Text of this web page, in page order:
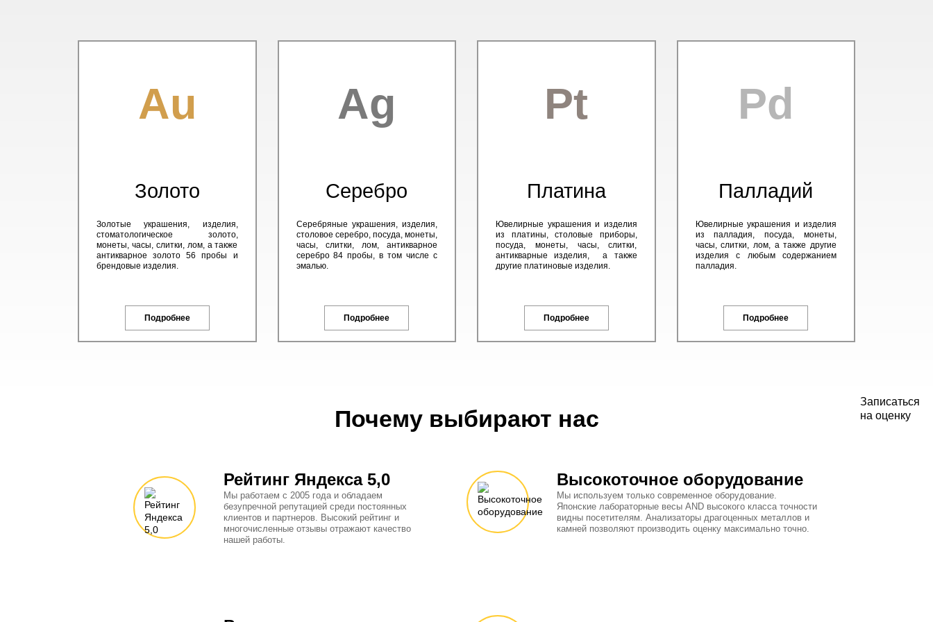
Au
Золото
Золотые украшения, изделия,
стоматологическое золото,
монеты, часы, слитки, лом, а также
антикварное золото 56 пробы и
брендовые изделия.
Подробнее
Ag
Серебро
Серебряные украшения, изделия,
столовое серебро, посуда, монеты,
часы, слитки, лом, антикварное
серебро 84 пробы, в том числе с
эмалью.
Подробнее
Pt
Платина
Ювелирные украшения и изделия
из платины, столовые приборы,
посуда, монеты, часы, слитки,
антикварные изделия, а также
другие платиновые изделия.
Подробнее
Pd
Палладий
Ювелирные украшения и изделия
из палладия, посуда, монеты,
часы, слитки, лом, а также другие
изделия с любым содержанием
палладия.
Подробнее
Почему выбирают нас
Рейтинг Яндекса 5,0
Мы работаем с 2005 года и обладаем
безупречной репутацией среди постоянных
клиентов и партнеров. Высокий рейтинг и
многочисленные отзывы отражают качество
нашей работы.
Высокоточное оборудование
Мы используем только современное оборудование.
Японские лабораторные весы AND высокого класса точности
видны посетителям. Анализаторы драгоценных металлов и
камней позволяют производить оценку максимально точно.
Записаться
на оценку